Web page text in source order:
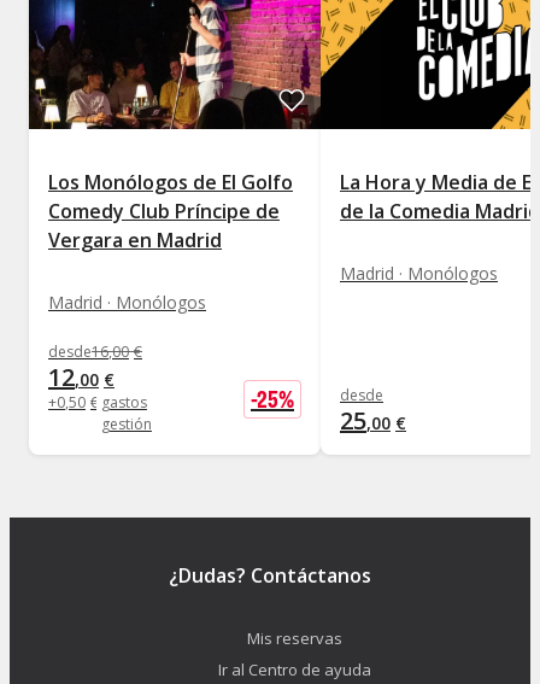
Los Monólogos de El Golfo
Comedy Club Príncipe de
Vergara en Madrid
Madrid · Monólogos
desde16,00 €
12,00 €
+0,50 € gastos
gestión
-25%
La Hora y Media de
de la Comedia Madrid
Madrid · Monólogos
desde
25,00 €
¿Dudas? Contáctanos
Mis reservas
Ir al Centro de ayuda